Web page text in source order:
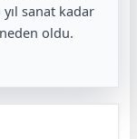
sanat kadar
oldu.